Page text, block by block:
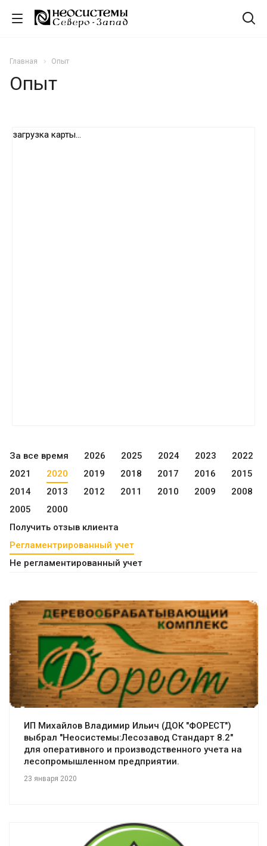
Главная Опыт
Опыт
загрузка карты...
За все время 2026 2025 2024 2023
2022
2021
2020 2019 2018 2017 2016
2015
2014
2013 2012 2011 2010 2009
2008
2005
2000
Получить отзыв клиента
Регламентрированный учет
Не регламентированный учет
Смотреть проект
ИП Михайлов Владимир Ильич (ДОК "ФОРЕСТ")
выбрал "Неосистемы:Лесозавод Стандарт 8.2"
для оперативного и производственного учета на
лесопромышленном предприятии.
23 января 2020